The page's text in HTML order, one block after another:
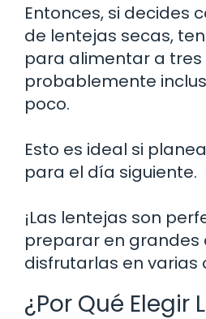
Entonces, si decides
de lentejas secas,
para alimentar a tres
probablemente
poco.
Esto es ideal si
para el día siguiente.
¡Las lentejas son
preparar en grandes
disfrutarlas en varias
¿Por Qué Elegir